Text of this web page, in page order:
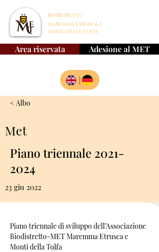
BIODISTRETTO
MAREMMA ETRUSCA E
MONTI DELLA TOLFA
Area riservata Adesione al MET
< Albo
Met
Piano triennale 2021-
2024
23 giu 2022
Piano triennale di sviluppo dell’Associazione
Biodistretto-MET Maremma Etrusca e
Monti della Tolfa